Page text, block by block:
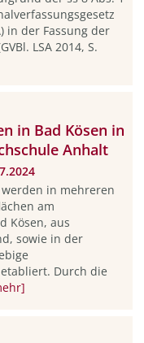
in der Fassung der
LSA 2014, S.
in Bad Kösen in
Anhalt
in mehreren
am
Kösen, aus
sowie in der
Durch die